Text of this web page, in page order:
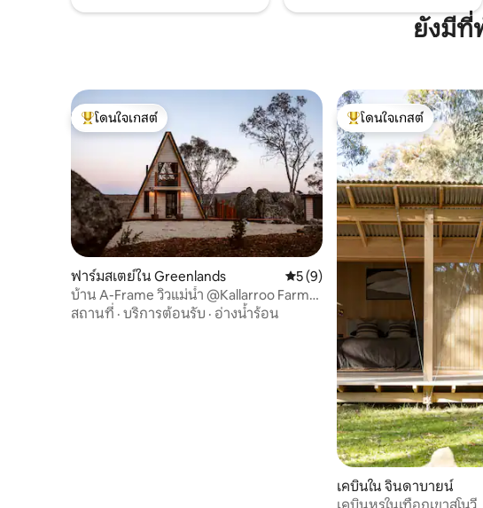
ยังมีที่
โดนใจเกสต์ที่สุด
โดนใจเกสต์
ฟาร์มสเตย์ใน Greenlands คะแนนเฉลี่ย 5 จาก 5, 9 รีวิว
5 (9)
บ้าน A-Frame วิวแม่น้ำ @Kallarroo Farm-
Snowy Mountains
สถานที่ · บริการต้อนรับ · อ่างน้ำร้อน
โดนใจเกสต์ที่สุด
โดนใจเกสต์
เคบินใน จินดาบายน์